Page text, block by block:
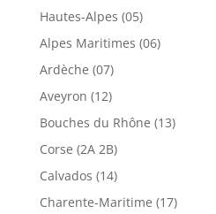
Hautes-Alpes (05)
Alpes Maritimes (06)
Ardèche (07)
Aveyron (12)
Bouches du Rhône (13)
Corse (2A 2B)
Calvados (14)
Charente-Maritime (17)